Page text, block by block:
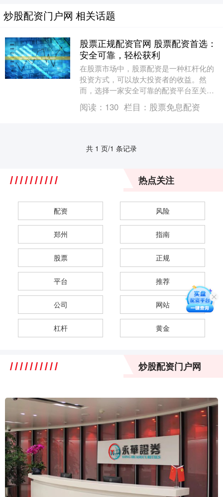
炒股配资门户网 相关话题
股票正规配资官网 股票配资首选：
安全可靠，轻松获利
在股票市场中，股票配资是一种杠杆化的
投资方式，可以放大投资者的收益。然
而，选择一家安全可靠的配资平台至关重
要，以确保资金安全和获利稳定。 此外，
配资炒股门户还提....
阅读： 130 栏目： 股票免息配资
共 1 页/1 条记录
热点关注
配资 风险
郑州 指南
股票 正规
平台 推荐
公司 网站
杠杆 黄金
炒股配资门户网